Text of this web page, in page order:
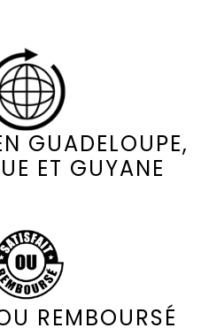
GUADELOUPE,
ET GUYANE
REMBOURSÉ